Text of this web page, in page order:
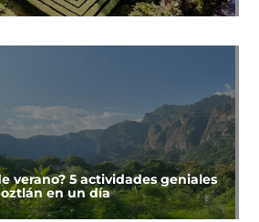
verano? 5 actividades geniales
en un día